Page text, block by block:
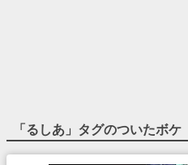
「るしあ 」タグのついたボケ